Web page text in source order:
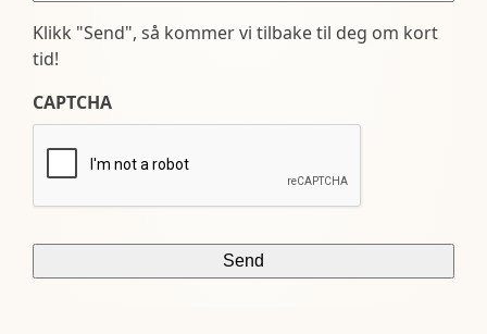
Klikk "Send", så kommer vi tilbake til deg om kort
tid!
CAPTCHA